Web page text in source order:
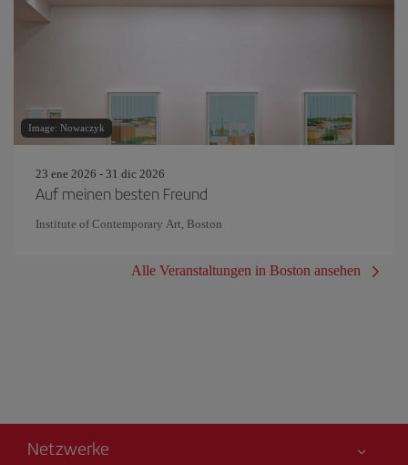
Image: Nowaczyk
23 ene 2026 - 31 dic 2026
Auf meinen besten Freund
Institute of Contemporary Art, Boston
Alle Veranstaltungen in Boston ansehen
Netzwerke